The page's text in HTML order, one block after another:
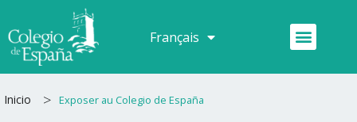
au
contenu
Français
Español Menu
Inicio > Exposer au Colegio de España